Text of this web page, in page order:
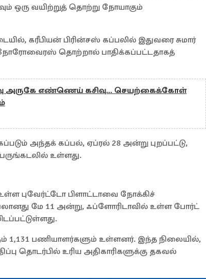
ஒரு வயிற்றுத் தொற்று நோயாகும்
கரீபியன் பிரின்சஸ் கப்பலில் இதுவரை சுமார்
தொற்றால் பாதிக்கப்பட்டதாகத்
அருகே எண்ணெய் கசிவு... செயற்கைக்கோள்
அந்தக் கப்பல், ஏப்ரல் 28 அன்று புறப்பட்டு,
உள்ளது.
புவேர்ட்டோ பிளாட்டாவை நோக்கிச்
மே 11 அன்று, ஃப்ளோரிடாவில் உள்ள போர்ட்
1,131 பணியாளர்களும் உள்ளனர். இந்த நிலையில்,
தொடர்பில் உரிய அதிகாரிகளுக்கு தகவல்